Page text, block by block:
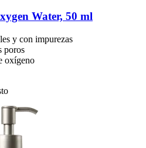
Water, 50 ml
y con impurezas
poros
oxígeno